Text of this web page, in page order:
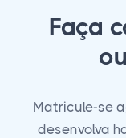
Faça
Matricule-se
desenvolva